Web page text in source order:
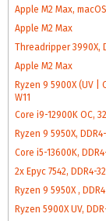
Apple M2 Max, macOS
Apple M2 Max
Threadripper 3990X,
Apple M2 Max
Ryzen 9 5900X (UV |
W11
Core i9-12900K OC,
Ryzen 9 5950X,
Core i5-13600K,
2x Epyc 7542, DDR4-
Ryzen 9 5950X ,
Ryzen 5900X UV,